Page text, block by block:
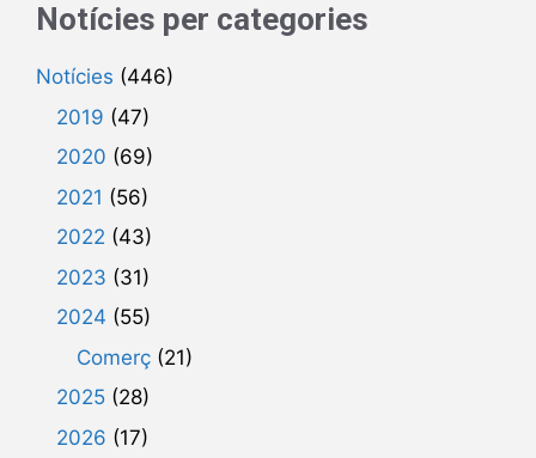
Notícies per categories
Notícies (446)
2019 (47)
2020 (69)
2021 (56)
2022 (43)
2023 (31)
2024 (55)
Comerç (21)
2025 (28)
2026 (17)